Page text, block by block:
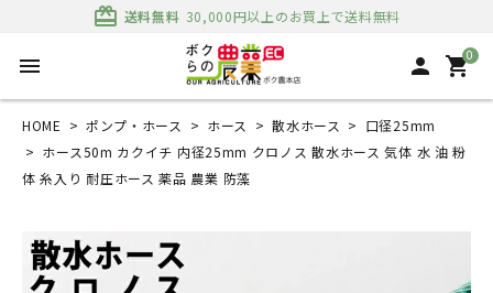
card_giftcard 送料無料 30,000円以上のお買上で送料無料
menu person 0
shopping_cart
HOME ポンプ・ホース ホース 散水ホース
口径25mm
ホース50m カクイチ 内径25mm クロノス 散水ホース 気体 水 油 粉
体 糸入り 耐圧ホース 薬品 農業 防藻